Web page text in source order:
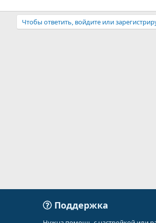
Чтобы ответить, войдите или
Поддержка